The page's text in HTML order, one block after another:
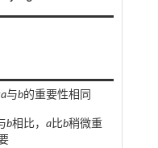
a与b的重要性相同
b相比， a比b稍微重